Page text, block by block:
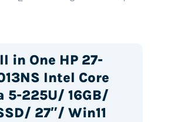
in One HP 27-
Intel Core
5-225U/ 16GB/
27″/ Win11